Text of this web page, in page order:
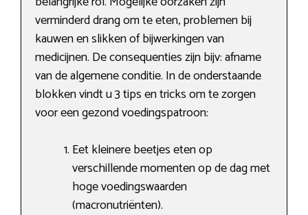
verminderd drang om te eten, problemen bij
kauwen en slikken of bijwerkingen van
medicijnen. De consequenties zijn bijv: afname
van de algemene conditie. In de onderstaande
blokken vindt u 3 tips en tricks om te zorgen
voor een gezond voedingspatroon:
Eet kleinere beetjes eten op
verschillende momenten op de dag met
hoge voedingswaarden
(macronutriënten).